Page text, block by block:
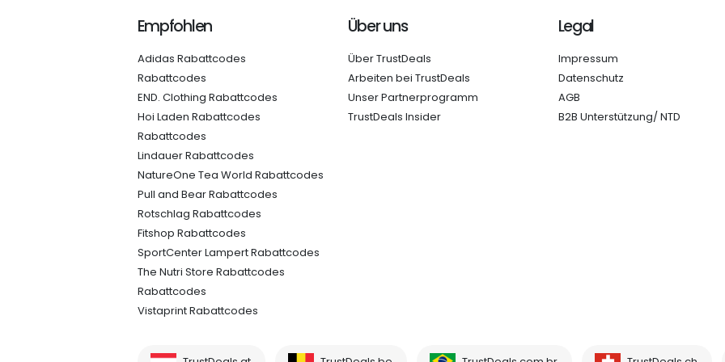
Empfohlen
Adidas Rabattcodes
Rabattcodes
END. Clothing Rabattcodes
Hoi Laden Rabattcodes
Rabattcodes
Lindauer Rabattcodes
NatureOne Tea World Rabattcodes
Pull and Bear Rabattcodes
Rotschlag Rabattcodes
Fitshop Rabattcodes
SportCenter Lampert Rabattcodes
The Nutri Store Rabattcodes
Rabattcodes
Vistaprint Rabattcodes
Über uns
Über TrustDeals
Arbeiten bei TrustDeals
Unser Partnerprogramm
TrustDeals Insider
Legal
Impressum
Datenschutz
AGB
B2B Unterstützung/ NTD